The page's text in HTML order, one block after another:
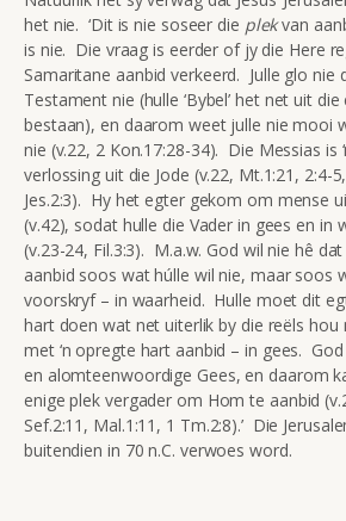
het nie. ‘Dit is nie soseer die plekvan
is nie. Die vraag is eerder of jy die Here
Samaritane aanbid verkeerd. Julle glo nie
Testament nie (hulle ‘Bybel’ het net uit
bestaan), en daarom weet julle nie mooi
nie (v.22, 2 Kon.17:28-34). Die Messias is
verlossing uit die Jode (v.22, Mt.1:21, 2:4-
Jes.2:3). Hy het egter gekom om mense
(v.42), sodat hulle die Vader in gees en in
(v.23-24, Fil.3:3). M.a.w. God wil nie hê
aanbid soos wat húlle wil nie, maar soos
voorskryf – in waarheid. Hulle moet dit
hart doen wat net uiterlik by die reëls
met ‘n opregte hart aanbid – in gees. God
en alomteenwoordige Gees, en daarom
enige plek vergader om Hom te aanbid
Sef.2:11, Mal.1:11, 1 Tm.2:8).’ Die
buitendien in 70 n.C. verwoes word.